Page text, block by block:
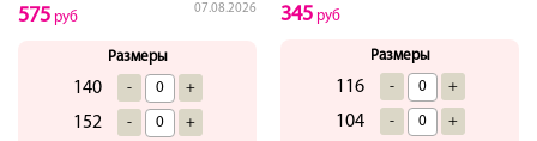
07.08.2026
575 руб
Размеры
140 - +
152 - +
345 руб
Размеры
116 - +
104 - +